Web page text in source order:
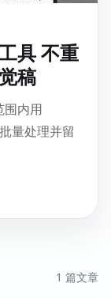
具 不重
稿
围内用
量处理并留
1 篇文章